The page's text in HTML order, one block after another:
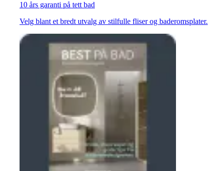
10 års garanti på tett bad
Velg blant et bredt utvalg av stilfulle fliser og baderomsplater.